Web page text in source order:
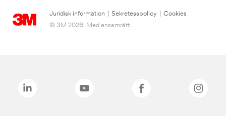
Juridisk information Sekretesspolicy
Cookies
© 3M 2026. Med ensamrätt.